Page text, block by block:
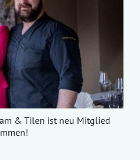
& Tilen ist neu Mitglied